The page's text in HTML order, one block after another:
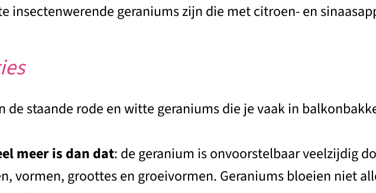
insectenwerende geraniums zijn die met citroen- en
de staande rode en witte geraniums die je vaak in
meer is dan dat: de geranium is onvoorstelbaar veelzijdig
vormen, groottes en groeivormen. Geraniums bloeien niet